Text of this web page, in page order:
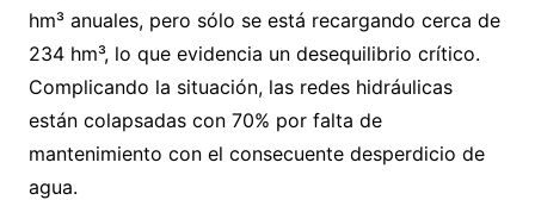
hm³ anuales, pero sólo se está recargando cerca de
234 hm³, lo que evidencia un desequilibrio crítico.
Complicando la situación, las redes hidráulicas
están colapsadas con 70% por falta de
mantenimiento con el consecuente desperdicio de
agua.